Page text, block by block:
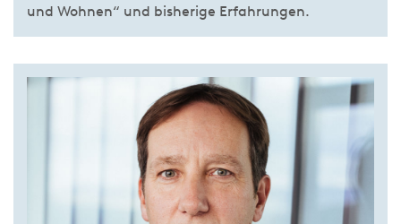
und Wohnen“ und bisherige Erfahrungen.